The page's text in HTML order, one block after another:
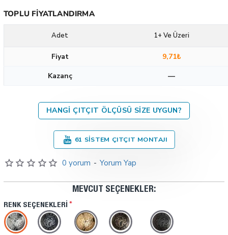
0 yorum - Yorum Yap
MEVCUT SEÇENEKLER:
RENK SEÇENEKLERI
TOPLU FIYATLANDIRMA
Adet 1+ Ve Üzeri
Fiyat
9,71₺
Kazanç
—
HANGI ÇITÇIT ÖLÇÜSÜ SIZE UYGUN?
61 SISTEM ÇITÇIT MONTAJI